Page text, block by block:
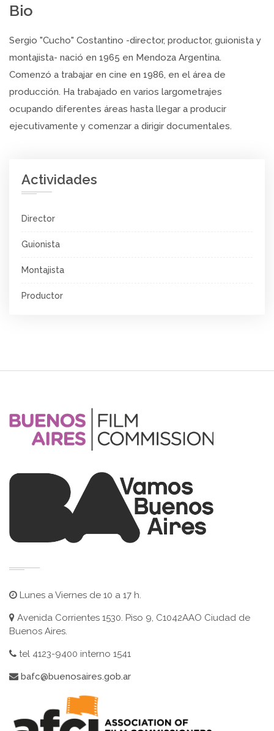
Bio
Sergio "Cucho" Costantino -director, productor, guionista y
montajista- nació en 1965 en Mendoza Argentina.
Comenzó a trabajar en cine en 1986, en el área de
producción. Ha trabajado en varios largometrajes
ocupando diferentes áreas hasta llegar a producir
ejecutivamente y comenzar a dirigir documentales.
Actividades
Director
Guionista
Montajista
Productor
Lunes a Viernes de 10 a 17 h.
Avenida Corrientes 1530. Piso 9, C1042AAO Ciudad de
Buenos Aires.
tel 4123-9400 interno 1541
bafc@buenosaires.gob.ar